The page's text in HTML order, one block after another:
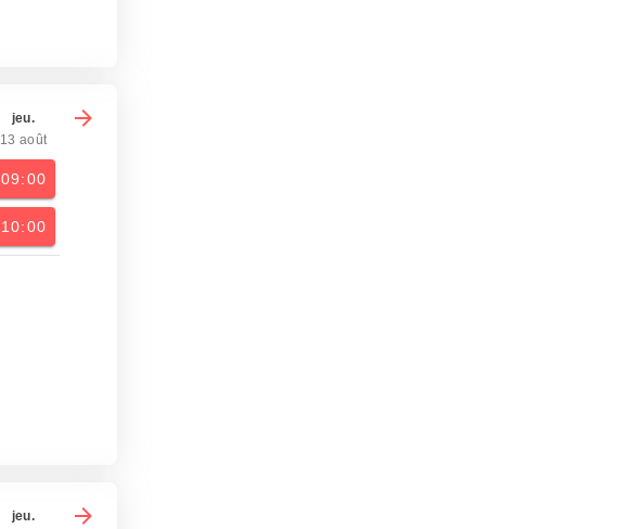
jeu.
13 août
09:00
10:00
jeu.